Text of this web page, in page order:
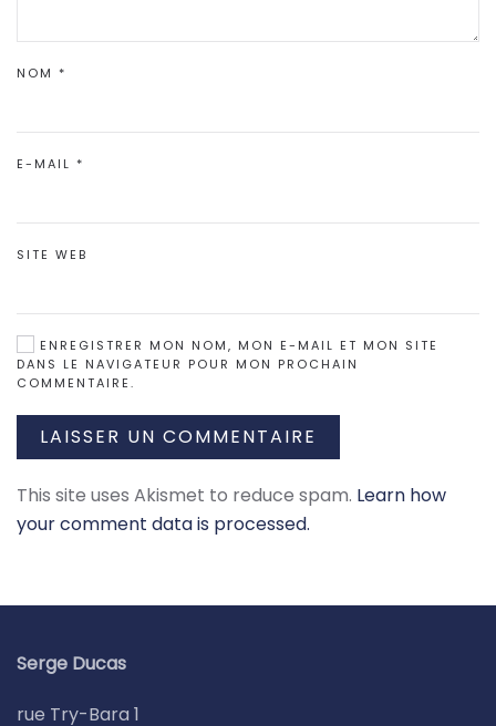
NOM *
E-MAIL *
SITE WEB
ENREGISTRER MON NOM, MON E-MAIL ET MON SITE
DANS LE NAVIGATEUR POUR MON PROCHAIN
COMMENTAIRE.
LAISSER UN COMMENTAIRE
This site uses Akismet to reduce spam. Learn how
your comment data is processed.
Serge Ducas
rue Try-Bara 1